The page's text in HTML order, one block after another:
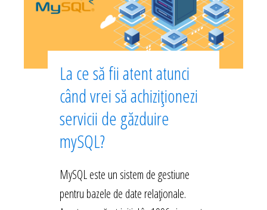
La ce să fii atent atunci
când vrei să achiziționezi
servicii de găzduire
mySQL?
MySQL este un sistem de gestiune
pentru bazele de date relaționale.